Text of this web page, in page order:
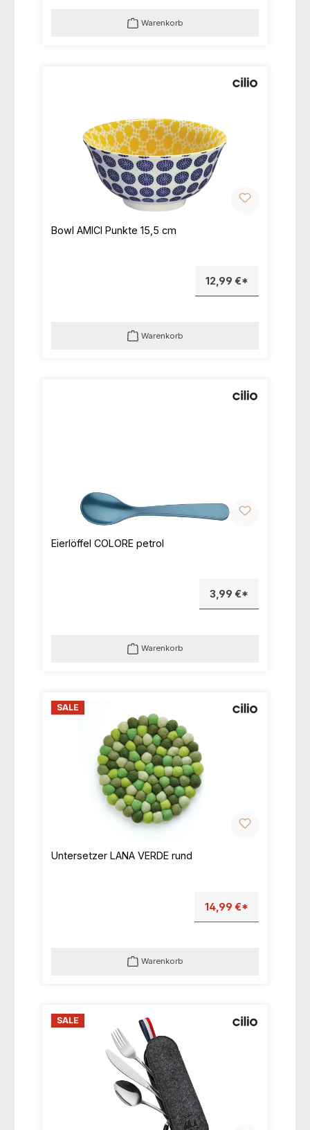
Warenkorb
Bowl AMICI Punkte 15,5 cm
12,99 €*
Warenkorb
Eierlöffel COLORE petrol
3,99 €*
Warenkorb
SALE
Untersetzer LANA VERDE rund
14,99 €*
Warenkorb
SALE